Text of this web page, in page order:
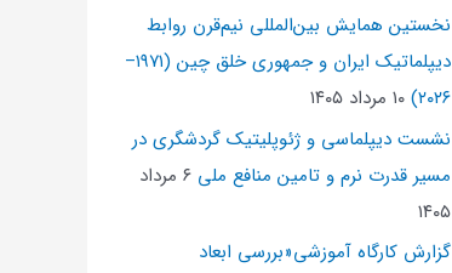
نخستین همایش بین‌المللی نیم‌قرن روابط
دیپلماتیک ایران و جمهوری خلق چین (۱۹۷۱–
۲۰۲۶) ۱۰ مرداد ۱۴۰۵
نشست دیپلماسی و ژئو‌پلیتیک گردشگری در
مسیر قدرت نرم و تامین منافع ملی
۶ مرداد
۱۴۰۵
گزارش کارگاه آموزشی«بررسی ابعاد